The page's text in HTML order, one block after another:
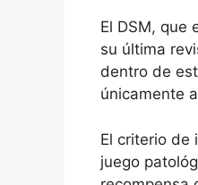
El DSM, que
su última
dentro de
únicamente
El criterio de
juego